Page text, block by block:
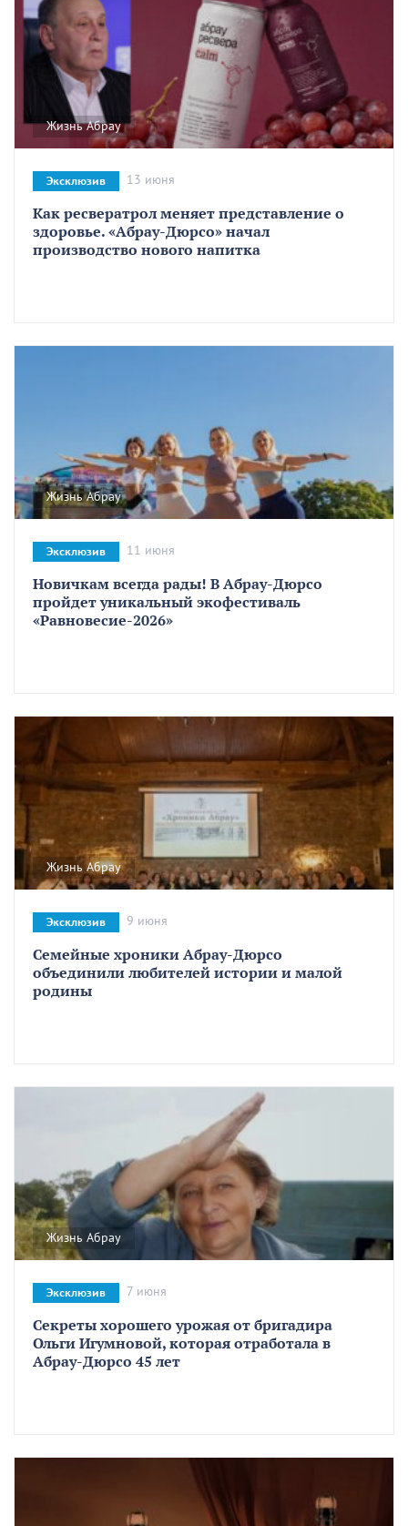
Жизнь Абрау
Как ресвератрол меняет представление о
здоровье. «Абрау-Дюрсо» начал
производство нового напитка
Эксклюзив 13 июня
Жизнь Абрау
Новичкам всегда рады! В Абрау-Дюрсо
пройдет уникальный экофестиваль
«Равновесие-2026»
Эксклюзив 11 июня
Жизнь Абрау
Семейные хроники Абрау-Дюрсо
объединили любителей истории и малой
родины
Эксклюзив 9 июня
Жизнь Абрау
Секреты хорошего урожая от бригадира
Ольги Игумновой, которая отработала в
Абрау-Дюрсо 45 лет
Эксклюзив 7 июня